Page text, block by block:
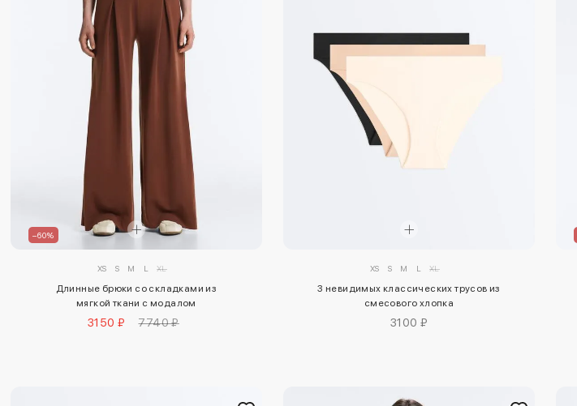
–60%
XS S M L XL
Длинные брюки со складками из
мягкой ткани с модалом
3150 ₽ 7740 ₽
XS S M L XL
3 невидимых классических трусов из
смесового хлопка
3100 ₽